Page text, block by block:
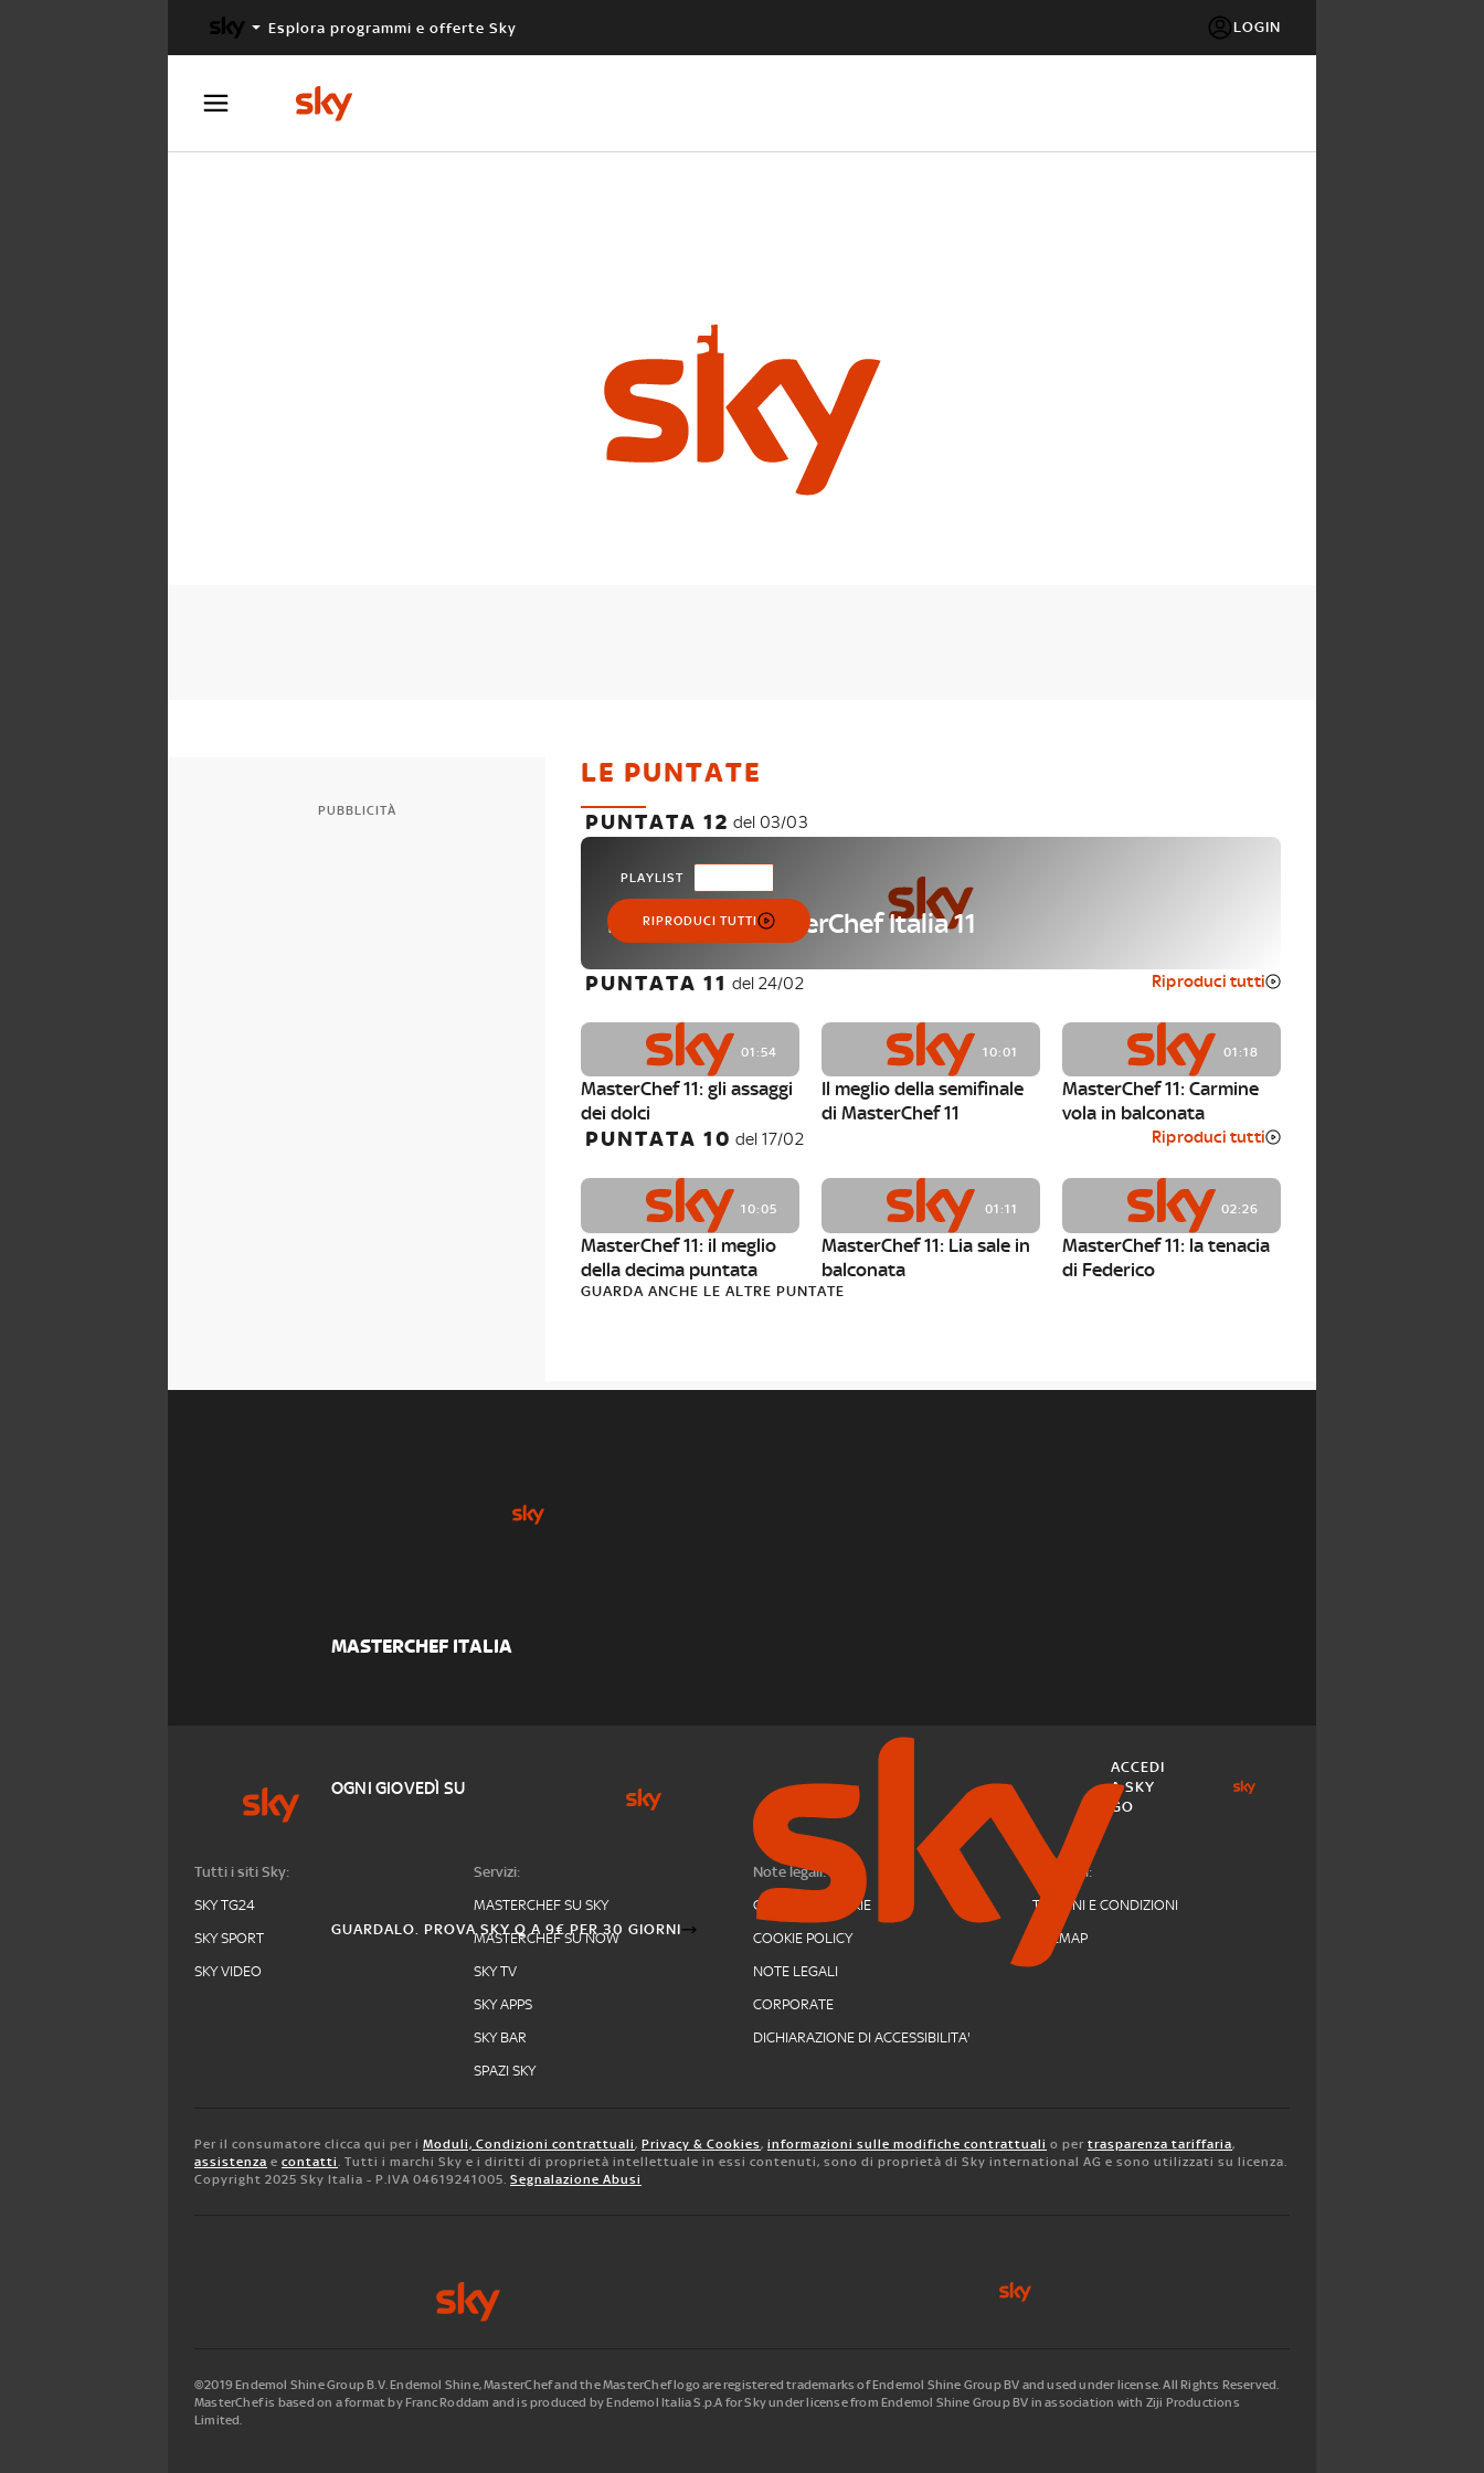
Esplora programmi e offerte Sky LOGIN
Masterchef 11
PUBBLICITÀ
LE PUNTATE
PUNTATA 12 del 03/03
PLAYLIST
La finale di MasterChef Italia 11
RIPRODUCI TUTTI
PUNTATA 11 del 24/02 Riproduci tutti
01:54
MasterChef 11: gli assaggi
dei dolci
10:01
Il meglio della semifinale
di MasterChef 11
01:18
MasterChef 11: Carmine
vola in balconata
PUNTATA 10 del 17/02 Riproduci tutti
10:05
MasterChef 11: il meglio
della decima puntata
01:11
MasterChef 11: Lia sale in
balconata
02:26
MasterChef 11: la tenacia
di Federico
GUARDA ANCHE LE ALTRE PUNTATE
MASTERCHEF ITALIA
OGNI GIOVEDÌ SU
GUARDALO. PROVA SKY Q A 9€ PER 30 GIORNI
ACCEDI
A SKY
GO
Tutti i siti Sky:
SKY TG24
SKY SPORT
SKY VIDEO
Servizi:
MASTERCHEF SU SKY
MASTERCHEF SU NOW
SKY TV
SKY APPS
SKY BAR
SPAZI SKY
Note legali:
GESTIONE COOKIE
COOKIE POLICY
NOTE LEGALI
CORPORATE
DICHIARAZIONE DI ACCESSIBILITA'
Link utili:
TERMINI E CONDIZIONI
SITEMAP
Per il consumatore clicca qui per i Moduli, Condizioni contrattuali, Privacy & Cookies, informazioni sulle modifiche contrattuali o per trasparenza tariffaria,
assistenza e contatti. Tutti i marchi Sky e i diritti di proprietà intellettuale in essi contenuti, sono di proprietà di Sky international AG e sono utilizzati su licenza.
Copyright 2025 Sky Italia - P.IVA 04619241005. Segnalazione Abusi
©2019 Endemol Shine Group B.V. Endemol Shine, MasterChef and the MasterChef logo are registered trademarks of Endemol Shine Group BV and used under license. All Rights Reserved.
MasterChef is based on a format by Franc Roddam and is produced by Endemol Italia S.p.A for Sky under license from Endemol Shine Group BV in association with Ziji Productions
Limited.